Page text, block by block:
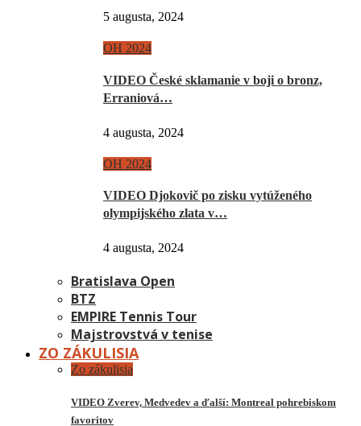
5 augusta, 2024
OH 2024
VIDEO České sklamanie v boji o bronz,
Erraniová…
4 augusta, 2024
OH 2024
VIDEO Djokovič po zisku vytúženého
olympijského zlata v…
4 augusta, 2024
Bratislava Open
BTZ
EMPIRE Tennis Tour
Majstrovstvá v tenise
ZO ZÁKULISIA
Zo zákulisia
VIDEO Zverev, Medvedev a ďalší: Montreal pohrebiskom
favoritov